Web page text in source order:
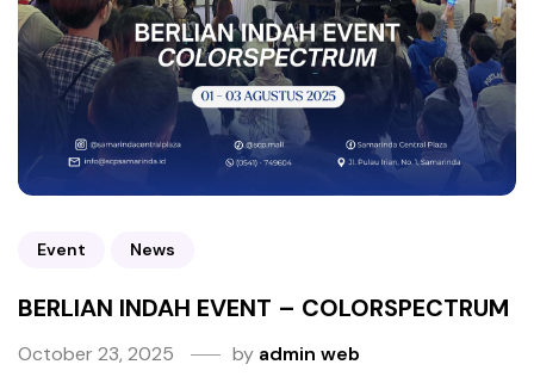
Event News
BERLIAN INDAH EVENT – COLORSPECTRUM
October 23, 2025 by admin web